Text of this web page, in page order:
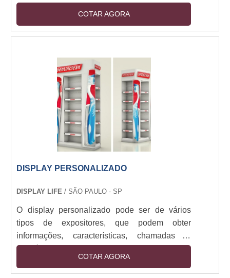
pode ser usado para anunciar um novo produto
ou serviço de um estabelecimento, assim como
promoções, divulgar stands em feiras e podem
celebrações.CARACTERÍSTICAS DO
MATERIALO produto de modelo roll, ou roll up,
é um tipo de banner em rolo amplamente usado
em feiras, eventos e exposiçõe....
COTAR AGORA
DISPLAY PERSONALIZADO
DISPLAY LIFE / SÃO PAULO - SP
O display personalizado pode ser de vários
tipos de expositores, que podem obter
informações, características, chamadas e,
também, promoções e campanhas de produtos
e serviços. Esses displays podem ser
interativos, itinerantes iluminados e fabricados
COTAR AGORA